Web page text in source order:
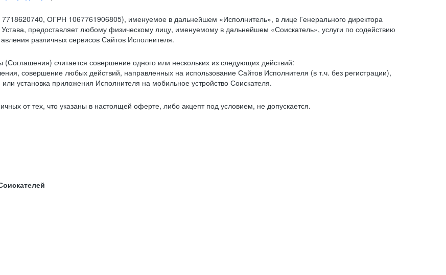
ОГРН 1067761906805), именуемое в дальнейшем «Исполнитель», в лице Генерального директора
предоставляет любому физическому лицу, именуемому в дальнейшем «Соискатель», услуги по содействию
различных сервисов Сайтов Исполнителя.
считается совершение одного или нескольких из следующих действий:
совершение любых действий, направленных на использование Сайтов Исполнителя (в т.ч. без регистрации),
установка приложения Исполнителя на мобильное устройство Соискателя.
от тех, что указаны в настоящей оферте, либо акцепт под условием, не допускается.